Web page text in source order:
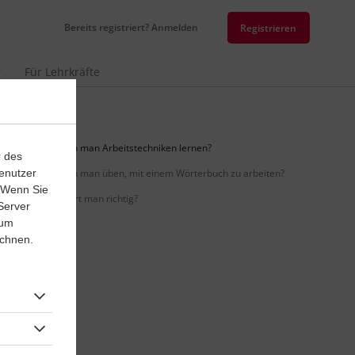
Bereits registriert? Anmelden Registrieren
Für Lehrkräfte
Wie kann man Arbeitstechniken lernen?
Wie kann man üben, mit einem Wörterbuch zu arbeiten?
Wie zitiert man richtig?
des
Sie